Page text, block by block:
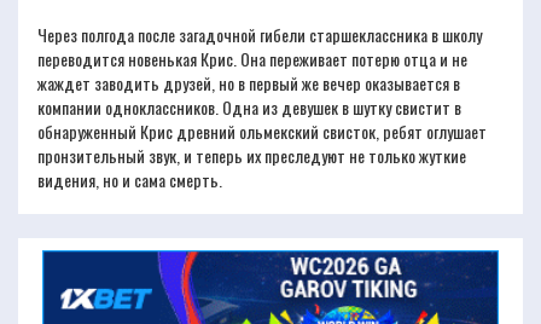
Через полгода после загадочной гибели старшеклассника в школу
переводится новенькая Крис. Она переживает потерю отца и не
жаждет заводить друзей, но в первый же вечер оказывается в
компании одноклассников. Одна из девушек в шутку свистит в
обнаруженный Крис древний ольмекский свисток, ребят оглушает
пронзительный звук, и теперь их преследуют не только жуткие
видения, но и сама смерть.